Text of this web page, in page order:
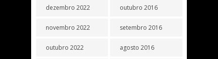
dezembro 2022
novembro 2022
outubro 2022
outubro 2016
setembro 2016
agosto 2016